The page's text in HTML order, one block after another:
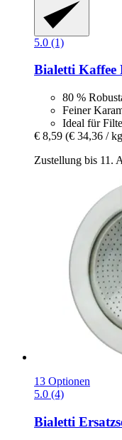
5.0 (1)
Bialetti Kaffee
80 %
Feiner
Ideal für
€ 8,59 (€ 34,36 /
Zustellung bis 11.
13 Optionen
5.0 (4)
Bialetti